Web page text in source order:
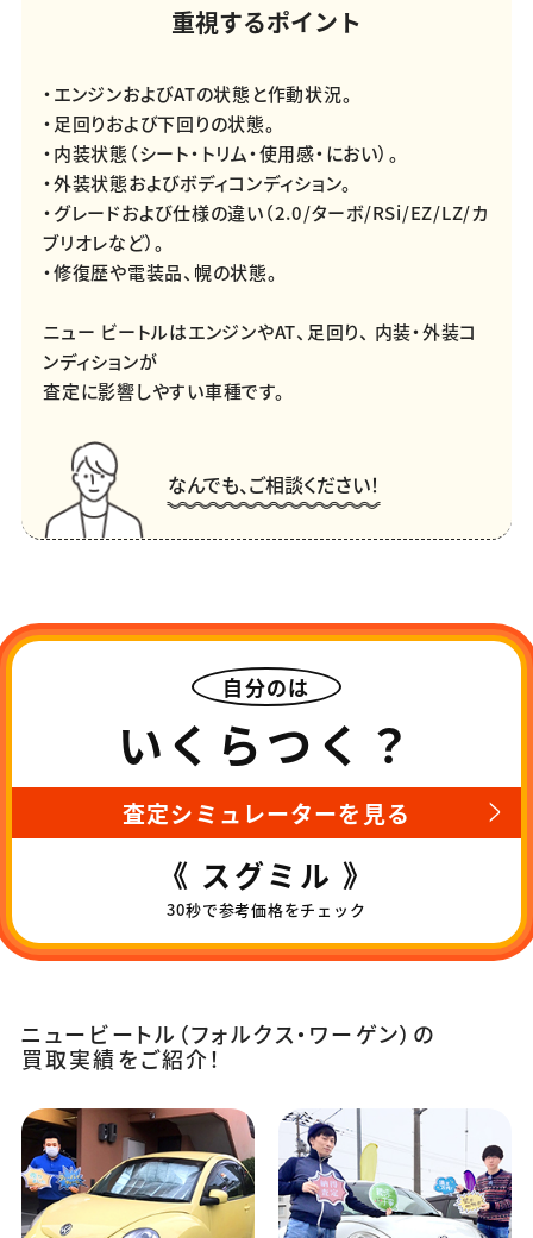
重視するポイント
・エンジンおよびATの状態と作動状況。
・足回りおよび下回りの状態。
・内装状態（シート・トリム・使用感・におい）。
・外装状態およびボディコンディション。
・グレードおよび仕様の違い（2.0/ターボ/RSi/EZ/LZ/カ
ブリオレなど）。
・修復歴や電装品、幌の状態。
ニュー ビートルはエンジンやAT、足回り、 内装・外装コ
ンディションが
査定に影響しやすい車種です。
なんでも、ご相談ください！
自分のは
いくらつく？
査定シミュレーターを見る
《 スグミル 》
30秒で参考価格をチェック
ニュービートル（フォルクス・ワーゲン）の
買取実績をご紹介！